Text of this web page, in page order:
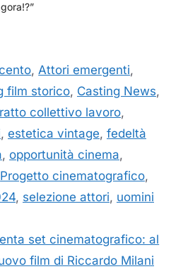
,Attori emergenti,
film storico, Casting News,
collettivo lavoro,
, estetica vintage, fedeltà
, opportunità cinema,
Progetto cinematografico,
, selezione attori, uomini
set cinematografico: al
film di Riccardo Milani